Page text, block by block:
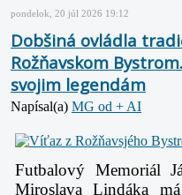
pondelok, 20 júl 2026 19:12
Dobšiná ovládla
Rožňavskom
svojim legendám
Napísal(a) MG od + AI
Futbalový Memoriál
Miroslava Lindáka